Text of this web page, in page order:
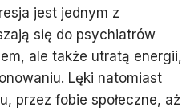
jest jednym z
się do psychiatrów
ale także utratą energii,
Lęki natomiast
przez fobie społeczne, aż